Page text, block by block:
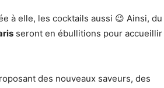
à elle, les cocktails aussi 😉 Ainsi, du
seront en ébullitions pour accueillir
des nouveaux saveurs, des